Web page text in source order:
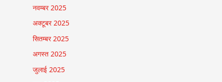
नवम्बर 2025
अक्टूबर 2025
सितम्बर 2025
अगस्त 2025
जुलाई 2025